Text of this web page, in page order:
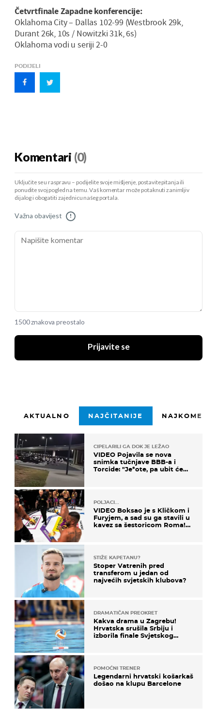
Četvrtfinale Zapadne konferencije:
Oklahoma City – Dallas 102-99 (Westbrook 29k,
Durant 26k, 10s / Nowitzki 31k, 6s)
Oklahoma vodi u seriji 2-0
PODIJELI
Komentari (0)
Uključite se u raspravu – podijelite svoje mišljenje, postavite pitanja ili
ponudite svoj pogled na temu. Vaš komentar može potaknuti zanimljiv
dijalog i obogatiti zajednicu našeg portala.
Važna obavijest !
1500 znakova preostalo
Prijavite se
AKTUALNO NAJČITANIJE
CIPELARILI GA DOK JE LEŽAO
VIDEO Pojavila se nova
snimka tučnjave BBB-a i
Torcide: "Je*ote, pa ubit će
POLJACI...
VIDEO Boksao je s Kličkom i
Furyjem, a sad su ga stavili u
kavez sa šestoricom Roma!
STIŽE KAPETANU?
Stoper Vatrenih pred
transferom u jedan od
najvećih svjetskih klubova?
DRAMATIČAN PREOKRET
Kakva drama u Zagrebu!
Hrvatska srušila Srbiju i
izborila finale Svjetskog
POMOĆNI TRENER
Legendarni hrvatski košarkaš
došao na klupu Barcelone